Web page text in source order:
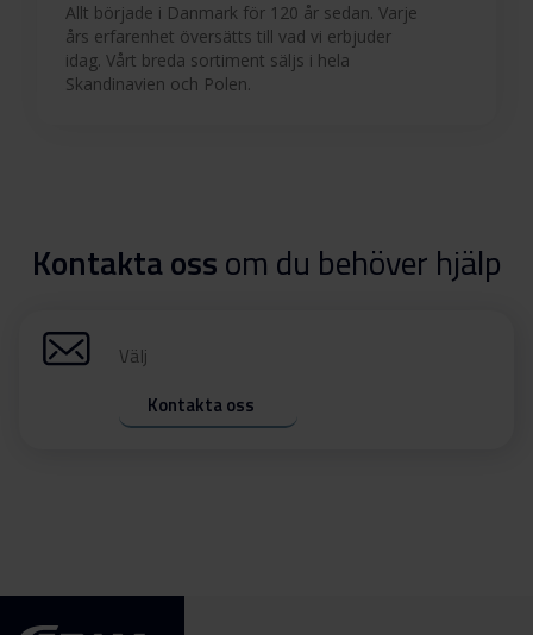
Allt började i Danmark för 120 år sedan. Varje
års erfarenhet översätts till vad vi erbjuder
idag. Vårt breda sortiment säljs i hela
Skandinavien och Polen.
Kontakta ossom du behöver hjälp
Välj
Kontakta oss